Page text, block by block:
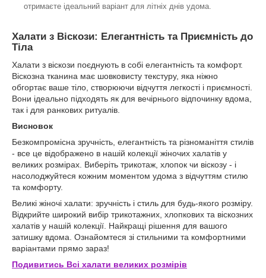
отримаєте ідеальний варіант для літніх днів удома.
Халати з Віскози: Елегантність та Приємність до
Тіла
Халати з віскози поєднують в собі елегантність та комфорт.
Віскозна тканина має шовковисту текстуру, яка ніжно
обгортає ваше тіло, створюючи відчуття легкості і приємності.
Вони ідеально підходять як для вечірнього відпочинку вдома,
так і для ранкових ритуалів.
Висновок
Безкомпромісна зручність, елегантність та різноманіття стилів
- все це відображено в нашій колекції жіночих халатів у
великих розмірах. Виберіть трикотаж, хлопок чи віскозу - і
насолоджуйтеся кожним моментом удома з відчуттям стилю
та комфорту.
Великі жіночі халати: зручність і стиль для будь-якого розміру.
Відкрийте широкий вибір трикотажних, хлопкових та віскозних
халатів у нашій колекції. Найкращі рішення для вашого
затишку вдома. Ознайомтеся зі стильними та комфортними
варіантами прямо зараз!
Подивитись Всі халати великих розмірів